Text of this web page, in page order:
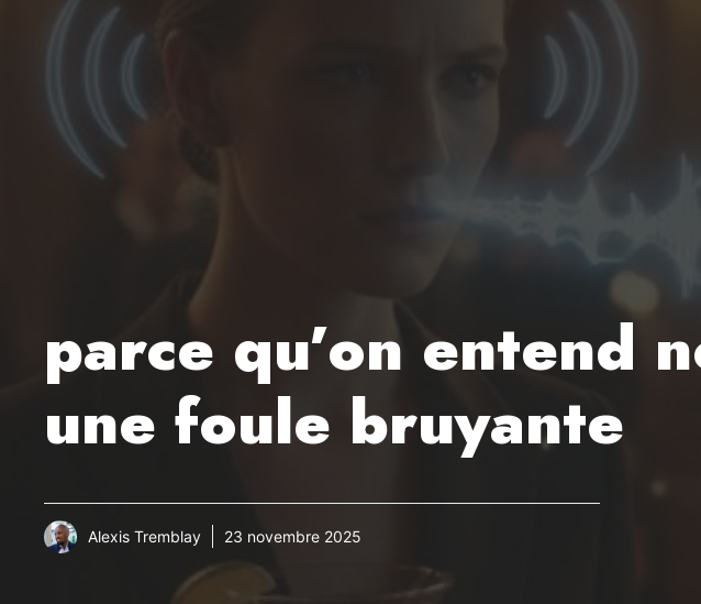
parce qu’on entend
une foule bruyante
Alexis Tremblay 23 novembre 2025